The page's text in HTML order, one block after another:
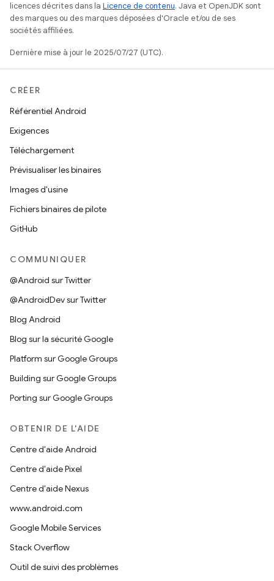
licences décrites dans la Licence de contenu. Java et OpenJDK sont
des marques ou des marques déposées d'Oracle et/ou de ses
sociétés affiliées.
Dernière mise à jour le 2025/07/27 (UTC).
CRÉER
Référentiel Android
Exigences
Téléchargement
Prévisualiser les binaires
Images d'usine
Fichiers binaires de pilote
GitHub
COMMUNIQUER
@Android sur Twitter
@AndroidDev sur Twitter
Blog Android
Blog sur la sécurité Google
Platform sur Google Groups
Building sur Google Groups
Porting sur Google Groups
OBTENIR DE L'AIDE
Centre d'aide Android
Centre d'aide Pixel
Centre d'aide Nexus
www.android.com
Google Mobile Services
Stack Overflow
Outil de suivi des problèmes